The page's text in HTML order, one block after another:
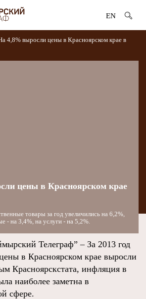
EN
4,8% выросли цены в Красноярском крае в
цены в Красноярском крае
товары за год увеличились на 6,2%,
- на 3,4%, на услуги - на 5,2%.
Телеграф” – За 2013 год
в Красноярском крае выросли
Красноярскстата, инфляция в
наиболее заметна в
сфере.